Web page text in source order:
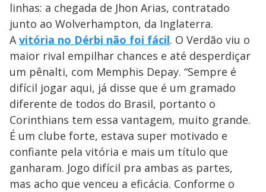
linhas: a chegada de Jhon Arias, contratado
junto ao Wolverhampton, da Inglaterra.
Avitória no Dérbi não foi fácil. O Verdão viu o
maior rival empilhar chances e até desperdiçar
um pênalti, com Memphis Depay. “Sempre é
difícil jogar aqui, já disse que é um gramado
diferente de todos do Brasil, portanto o
Corinthians tem essa vantagem, muito grande.
É um clube forte, estava super motivado e
confiante pela vitória e mais um título que
ganharam. Jogo difícil pra ambas as partes,
mas acho que venceu a eficácia. Conforme o